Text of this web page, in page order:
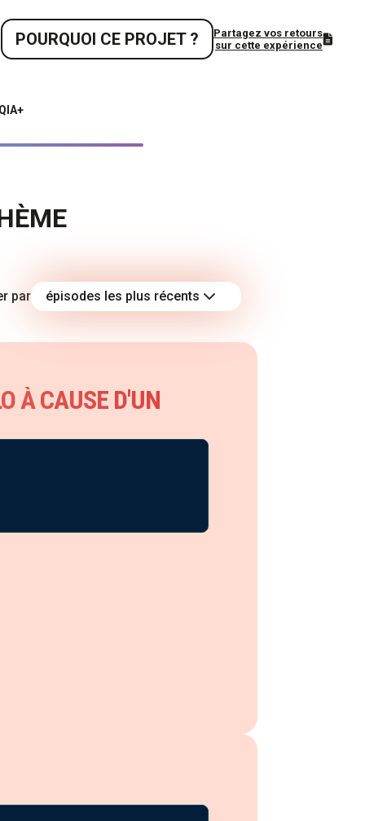
POURQUOI CE PROJET ?
Partagez vos retours
sur cette expérience
par épisodes les plus récents
À CAUSE D'UN